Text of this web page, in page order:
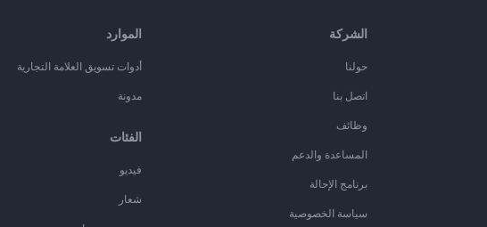
الشركة
حولنا
اتصل بنا
وظائف
المساعدة والدعم
برنامج الإحالة
سياسة الخصوصية
الموارد
أدوات تسويق العلامة التجارية
مدونة
الفئات
فيديو
شعار